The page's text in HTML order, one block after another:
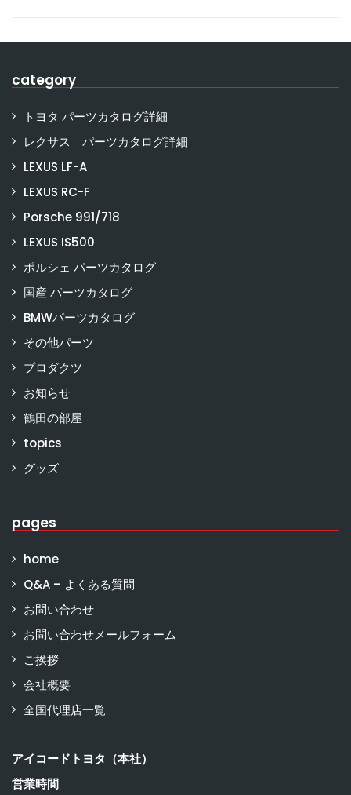
category
トヨタ パーツカタログ詳細
レクサス パーツカタログ詳細
LEXUS LF-A
LEXUS RC-F
Porsche 991/718
LEXUS IS500
ポルシェ パーツカタログ
国産 パーツカタログ
BMWパーツカタログ
その他パーツ
プロダクツ
お知らせ
鶴田の部屋
topics
グッズ
pages
home
Q&A – よくある質問
お問い合わせ
お問い合わせメールフォーム
ご挨拶
会社概要
全国代理店一覧
アイコードトヨタ（本社）
営業時間